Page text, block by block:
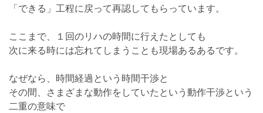
「できる」工程に戻って再認してもらっています。
ここまで、１回のリハの時間に行えたとしても
次に来る時には忘れてしまうことも現場あるあるです。
なぜなら、時間経過という時間干渉と
その間、さまざまな動作をしていたという動作干渉という
二重の意味で